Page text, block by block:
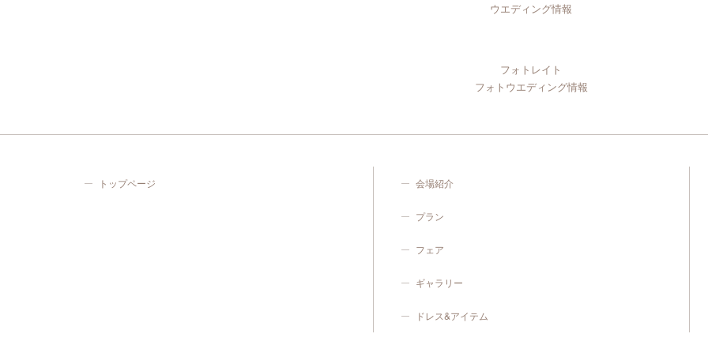
ウエディング情報
フォトレイト
フォトウエディング情報
トップページ 会場紹介
プラン
フェア
ギャラリー
ドレス&アイテム